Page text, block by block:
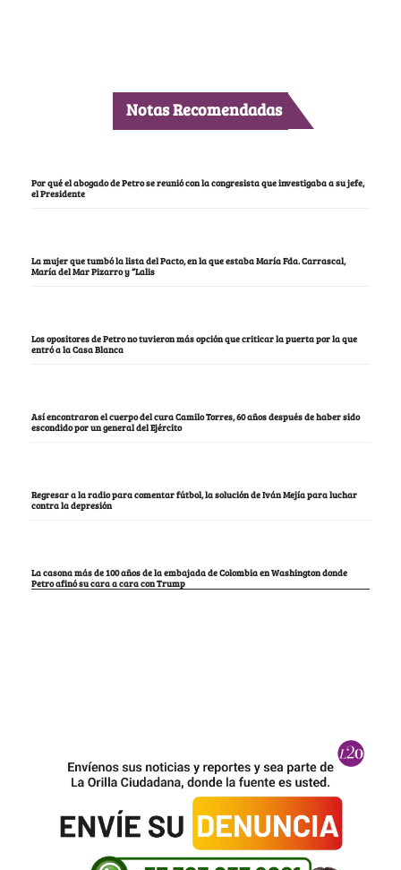
Notas Recomendadas
Por qué el abogado de Petro se reunió con la congresista que investigaba a su jefe,
el Presidente
La mujer que tumbó la lista del Pacto, en la que estaba María Fda. Carrascal,
María del Mar Pizarro y “Lalis
Los opositores de Petro no tuvieron más opción que criticar la puerta por la que
entró a la Casa Blanca
Así encontraron el cuerpo del cura Camilo Torres, 60 años después de haber sido
escondido por un general del Ejército
Regresar a la radio para comentar fútbol, la solución de Iván Mejía para luchar
contra la depresión
La casona más de 100 años de la embajada de Colombia en Washington donde
Petro afinó su cara a cara con Trump